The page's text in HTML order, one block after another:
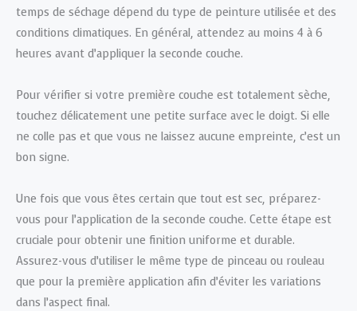
temps de séchage dépend du type de peinture utilisée et des
conditions climatiques. En général, attendez au moins 4 à 6
heures avant d’appliquer la seconde couche.
Pour vérifier si votre première couche est totalement sèche,
touchez délicatement une petite surface avec le doigt. Si elle
ne colle pas et que vous ne laissez aucune empreinte, c’est un
bon signe.
Une fois que vous êtes certain que tout est sec, préparez-
vous pour l’application de la seconde couche. Cette étape est
cruciale pour obtenir une finition uniforme et durable.
Assurez-vous d’utiliser le même type de pinceau ou rouleau
que pour la première application afin d’éviter les variations
dans l’aspect final.